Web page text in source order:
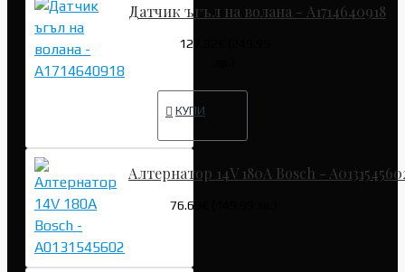
Датчик ъгъл на волана - A1714640918
127.82€ (249.99
КУПИ
Алтернатор 14V 180A Bosch -
76.69€ (149.99 лв.)